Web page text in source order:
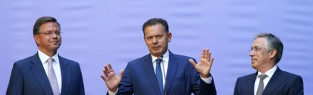
O diretor da PJ aproveitou ainda para apelar à
serenidade interna e externa
da instituição e diz
que só a investigação vai permitir apurar se houve
ou não imprudências.